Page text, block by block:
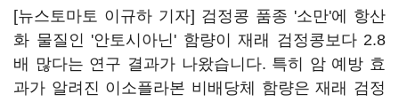
[뉴스토마토 이규하 기자] 검정콩 품종 '소만'에 항산
화 물질인 '안토시아닌' 함량이 재래 검정콩보다 2.8
배 많다는 연구 결과가 나왔습니다. 특히 암 예방 효
과가 알려진 이소플라본 비배당체 함량은 재래 검정